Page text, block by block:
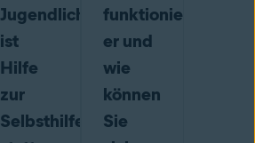
Jugendlichen
ist
Hilfe
zur
Selbsthilfe
funktioniert
er und
wie
können
Sie